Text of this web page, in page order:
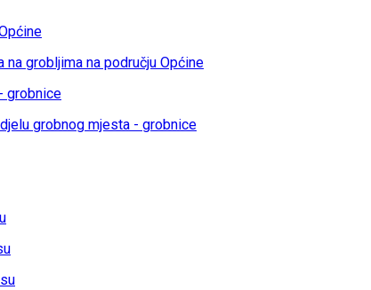
grobljima na području Općine
grobnice
grobnog mjesta - grobnice